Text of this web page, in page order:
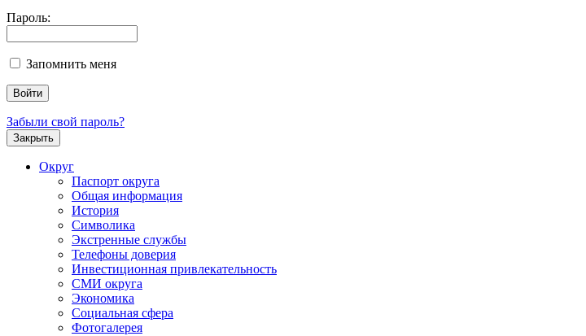
Пароль:
Запомнить меня
Забыли свой пароль?
Закрыть
Округ
Паспорт округа
Общая информация
История
Символика
Экстренные службы
Телефоны доверия
Инвестиционная привлекательность
СМИ округа
Экономика
Социальная сфера
Фотогалерея